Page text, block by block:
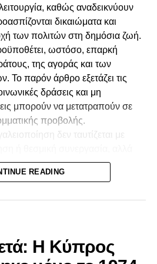
καθώς αναδεικνύουν
δικαιώματα και
των πολιτών στη δημόσια ζωή.
ωστόσο, επαρκή
της αγοράς και των
Το παρόν άρθρο εξετάζει τις
δράσεις και μη
μπορούν να μετατραπούν σε
προβολής.
δεν ταυτίζεται με
οι πραγματικές σχέσεις
ελέγχου και
πολιτική διαφήμιση και
αυτών για την
και την ισότητα του
READING
Η Κύπρος